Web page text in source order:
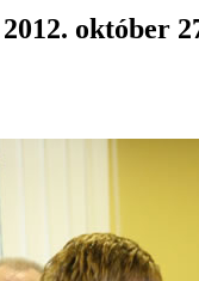
október